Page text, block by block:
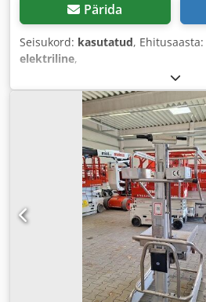
Pärida
Seisukord: kasutatud, Ehitusaasta:
elektriline,